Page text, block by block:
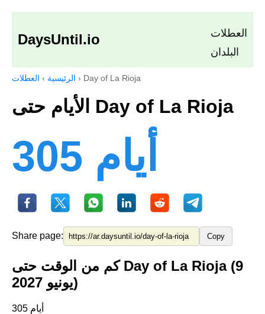
DaysUntil.io
العطلات
البلدان
الرئيسية › العطلات › Day of La Rioja
الأيام حتى Day of La Rioja
305 أيام
Share page: Copy
كم من الوقت حتى Day of La Rioja (9
يونيو 2027)
305 أيام